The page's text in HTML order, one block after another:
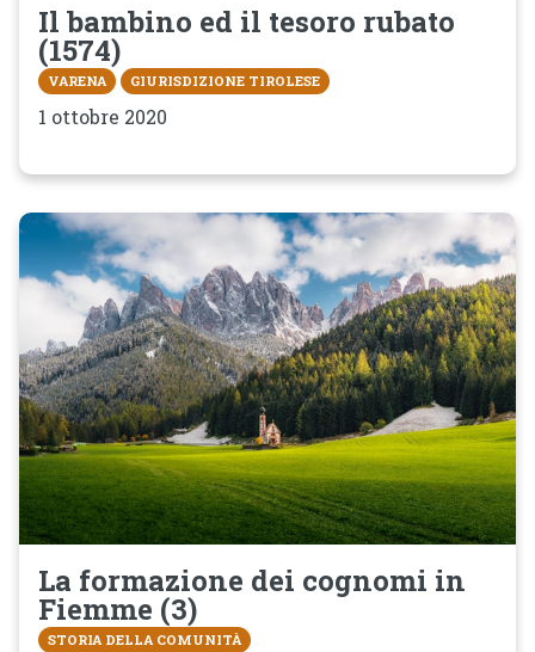
Il bambino ed il tesoro rubato
(1574)
VARENA GIURISDIZIONE TIROLESE
1 ottobre 2020
La formazione dei cognomi in
Fiemme (3)
STORIA DELLA COMUNITÀ